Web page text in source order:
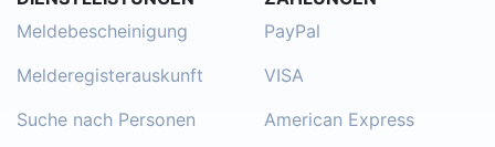
Meldebescheinigung
Melderegisterauskunft
Suche nach Personen
PayPal
VISA
American Express